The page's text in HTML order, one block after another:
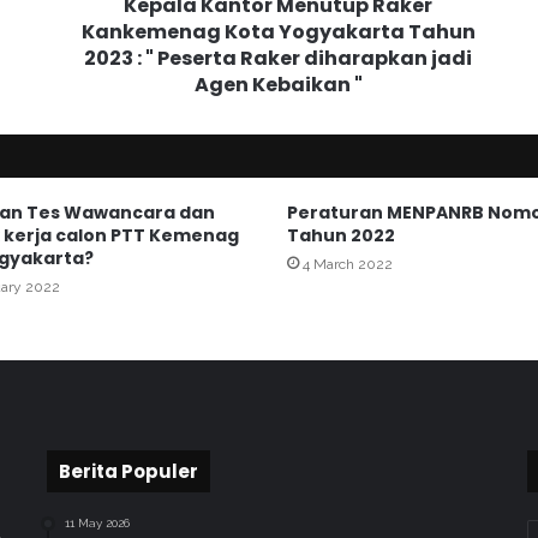
n
t
u
p
R
a
r
e
Kepala Kantor Menutup Raker
Kankemenag Kota Yogyakarta Tahun
2023 : " Peserta Raker diharapkan jadi
Agen Kebaikan "
Tes Wawancara dan
calon PTT Kemenag
2022
Peraturan MENPANRB
Tahun 2022
4 March 2022
Berita Populer
11 May 2026